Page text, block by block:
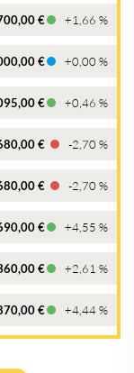
€ +1,66 %
€ +0,00 %
€ +0,46 %
€ -2,70 %
€ -2,70 %
€ +4,55 %
€ +2,61 %
€ +4,44 %